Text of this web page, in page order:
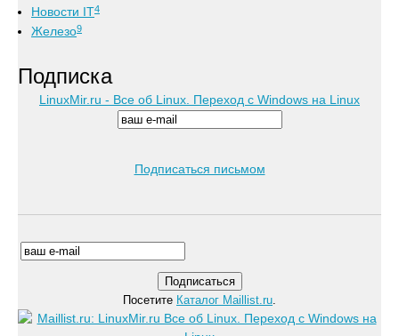
Новости IT4
Железо9
Подписка
LinuxMir.ru - Все об Linux. Переход с Windows на Linux
Подписаться письмом
Посетите Каталог Maillist.ru.